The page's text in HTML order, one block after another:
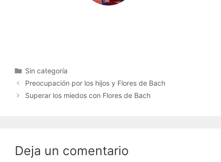
Sin categoría
Preocupación por los hijos y Flores de Bach
Superar los miedos con Flores de Bach
Deja un comentario